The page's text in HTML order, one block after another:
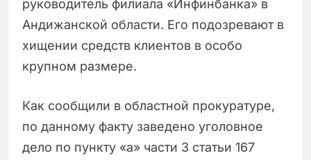
руководитель филиала «Инфинбанка» в
Андижанской области. Его подозревают в
хищении средств клиентов в особо
крупном размере.
Как сообщили в областной прокуратуре,
по данному факту заведено уголовное
дело по пункту «а» части 3 статьи 167